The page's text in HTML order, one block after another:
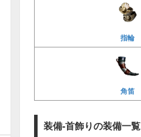
指輪
角笛
装備-首飾りの装備一覧